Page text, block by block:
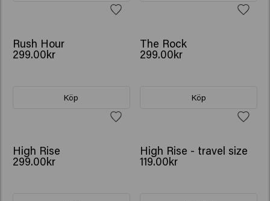
Rush Hour
299.00kr
Köp
The Rock
299.00kr
Köp
NEW
High Rise
299.00kr
High Rise - travel size
119.00kr